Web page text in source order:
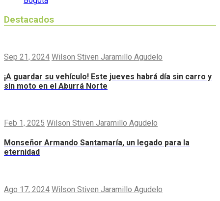
Destacados
Sep 21, 2024 Wilson Stiven Jaramillo Agudelo
¡A guardar su vehículo! Este jueves habrá día sin carro y
sin moto en el Aburrá Norte
Feb 1, 2025 Wilson Stiven Jaramillo Agudelo
Monseñor Armando Santamaría, un legado para la
eternidad
Ago 17, 2024 Wilson Stiven Jaramillo Agudelo